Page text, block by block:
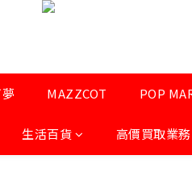
MAZZCOT POP
生活百貨 高價買取業務